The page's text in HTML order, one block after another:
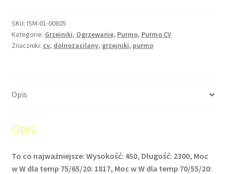
SKU: ISM-01-00805
Kategorie: Grzejniki, Ogrzewanie, Purmo, Purmo CV
Znaczniki: cv, dolnozasilany, grzejniki, purmo
Opis
Opis
To co najważniejsze: Wysokość: 450, Długość: 2300, Moc
w W dla temp 75/65/20: 1817, Moc w W dla temp 70/55/20: